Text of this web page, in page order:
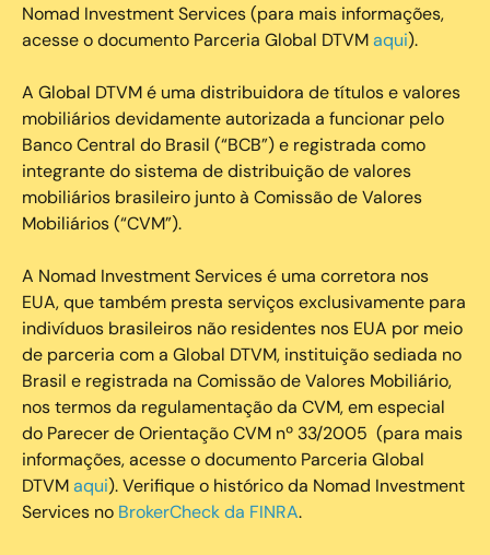
Nomad Investment Services (para mais informações,
acesse o documento Parceria Global DTVMaqui).
A Global DTVM é uma distribuidora de títulos e valores
mobiliários devidamente autorizada a funcionar pelo
Banco Central do Brasil (“BCB”) e registrada como
integrante do sistema de distribuição de valores
mobiliários brasileiro junto à Comissão de Valores
Mobiliários (“CVM”).
‍A Nomad Investment Services é uma corretora nos
EUA, que também presta serviços exclusivamente para
indivíduos brasileiros não residentes nos EUA por meio
de parceria com a Global DTVM, instituição sediada no
Brasil e registrada na Comissão de Valores Mobiliário,
nos termos da regulamentação da CVM, em especial
do Parecer de Orientação CVM nº 33/2005 (para mais
informações, acesse o documento Parceria Global
DTVMaqui). Verifique o histórico da Nomad Investment
Services no BrokerCheck da FINRA.